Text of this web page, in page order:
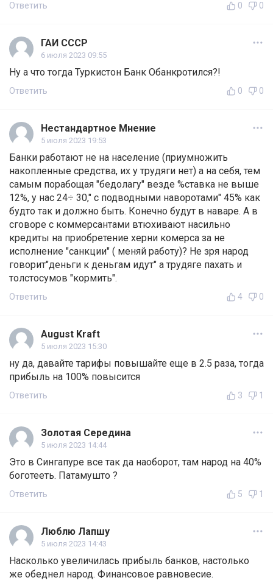
Ответить 0 0
ГАИ СССР
6 июля 2023 09:55
Ну а что тогда Туркистон Банк Обанкротился?!
Ответить 0 0
Нестандартное Мнение
5 июля 2023 19:53
Банки работают не на население (приумножить
накопленные средства, их у трудяги нет) а на себя, тем
самым порабощая "бедолагу" везде %ставка не выше
12%, у нас 24÷ 30," с подводными наворотами" 45% как
будто так и должно быть. Конечно будут в наваре. А в
сговоре с коммерсантами втюхивают насильно
кредиты на приобретение херни комерса за не
исполнение "санкции" ( меняй работу)? Не зря народ
говорит"деньги к деньгам идут" а трудяге пахать и
толстосумов "кормить".
Ответить 4 0
August Kraft
5 июля 2023 15:30
ну да, давайте тарифы повышайте еще в 2.5 раза, тогда
прибыль на 100% повысится
Ответить 3 1
Золотая Середина
5 июля 2023 14:44
Это в Сингапуре все так да наоборот, там народ на 40%
боготееть. Патамушто ?
Ответить 5 1
Люблю Лапшу
5 июля 2023 14:43
Насколько увеличилась прибыль банков, настолько
же обеднел народ. Финансовое равновесие.